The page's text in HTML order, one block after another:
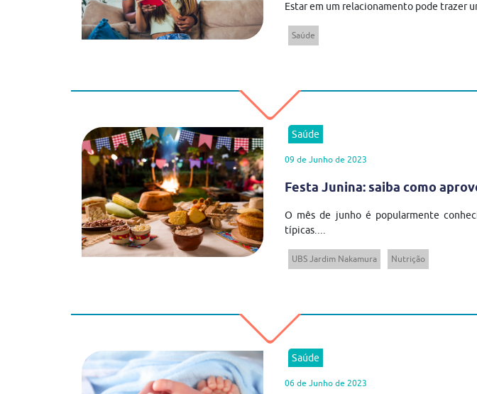
Estar em um relacionamento pode trazer
Saúde
Saúde
09 de Junho de 2023
Festa Junina: saiba como
O mês de junho é popularmente
típicas....
UBS Jardim Nakamura Nutrição
Saúde
06 de Junho de 2023